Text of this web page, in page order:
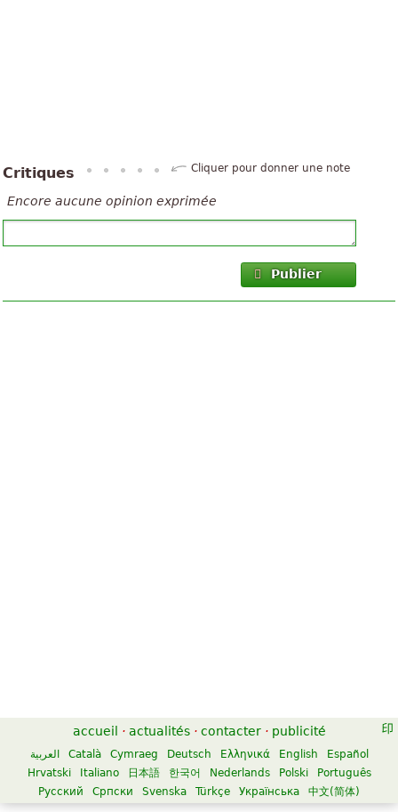
Critiques Cliquer pour donner une note
Encore aucune opinion exprimée
Publier
accueil · actualités · contacter · publicité
العربية Català Cymraeg Deutsch Ελληνικά English
Español
Hrvatski
Italiano 日本語 한국어 Nederlands Polski
Português
Русский
Српски Svenska Türkçe Українська 中文(简体)